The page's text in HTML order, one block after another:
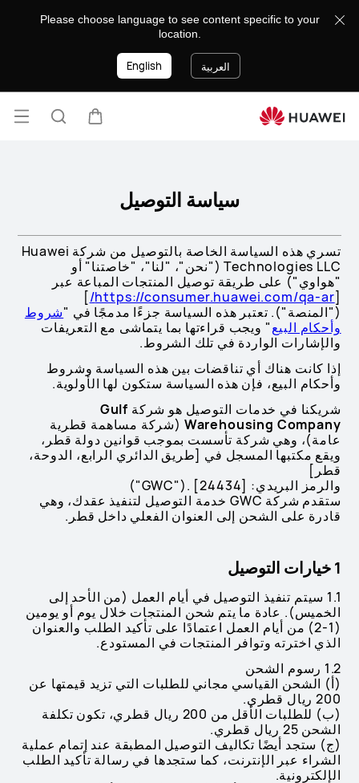
POLICY
Please choose language to see content specific to your
location.
العربية English
فتح
سياسة التوصيل
تسري هذه السياسة الخاصة بالتوصيل من شركة Huawei
Technologies LLC ("نحن"، "لنا"، "خاصتنا" أو
"هواوي") على طريقة توصيل المنتجات المباعة عبر
[
https://consumer.huawei.com/qa-ar/
]
("المنصة"). تعتبر هذه السياسة جزءًا مدمجًا في "شروط
وأحكام البيع" ويجب قراءتها بما يتماشى مع التعريفات
والإشارات الواردة في تلك الشروط.
إذا كانت هناك أي تناقضات بين هذه السياسة وشروط
وأحكام البيع، فإن هذه السياسة ستكون لها الأولوية.
شريكنا في خدمات التوصيل هو شركة Gulf
Warehousing Company (شركة مساهمة قطرية
عامة)، وهي شركة تأسست بموجب قوانين دولة قطر،
ويقع مكتبها المسجل في [طريق الدائري الرابع، الدوحة،
قطر]
والرمز البريدي: [24434] .("GWC")
ستقدم شركة GWC خدمة التوصيل لتنفيذ عقدك، وهي
قادرة على الشحن إلى العنوان الفعلي داخل قطر.
1 خيارات التوصيل
1.1 سيتم تنفيذ التوصيل في أيام العمل (من الأحد إلى
الخميس). عادة ما يتم شحن المنتجات خلال يوم أو يومين
(1-2) من أيام العمل اعتمادًا على تأكيد الطلب والعنوان
الذي اخترته وتوافر المنتجات في المستودع.
1.2 رسوم الشحن
(أ) الشحن القياسي مجاني للطلبات التي تزيد قيمتها عن
200 ريال قطري.
(ب) للطلبات الأقل من 200 ريال قطري، تكون تكلفة
الشحن 25 ريال قطري.
(ج) ستجد أيضًا تكاليف التوصيل المطبقة عند إتمام عملية
الشراء عبر الإنترنت، كما ستجدها في رسالة تأكيد الطلب
الإلكترونية.